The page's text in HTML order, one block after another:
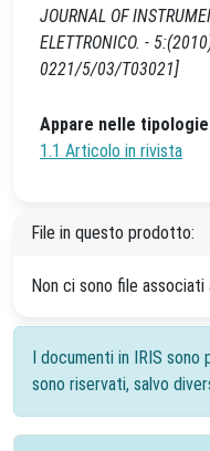
JOURNAL OF
ELETTRONICO. -
0221/5/03/T03021]
Appare nelle
1.1 Articolo in rivista
File in questo prodotto:
Non ci sono file
I documenti in IRIS
sono riservati, salvo